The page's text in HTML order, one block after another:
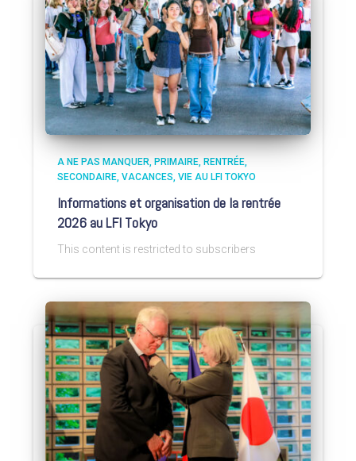
A NE PAS MANQUER PRIMAIRE RENTRÉE
SECONDAIRE VACANCES VIE AU LFI TOKYO
Informations et organisation de la rentrée
2026 au LFI Tokyo
This content is restricted to subscribers